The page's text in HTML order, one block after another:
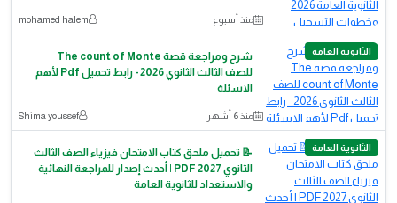
منذ أسبوع mohamed halem
الثانوية العامة
شرح ومراجعة قصة The count of Monte
للصف الثالث الثانوي 2026 - رابط تحميل Pdf لأهم
الاسئلة
منذ 6 أشهر Shima youssef
الثانوية العامة
📝 تحميل ملحق كتاب الامتحان فيزياء الصف الثالث
الثانوي 2027 PDF | أحدث إصدار للمراجعة النهائية
والاستعداد للثانوية العامة